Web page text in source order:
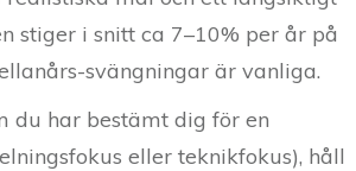
stiger i snitt ca 7–10% per år på
svängningar är vanliga.
du har bestämt dig för en
eller teknikfokus), håll